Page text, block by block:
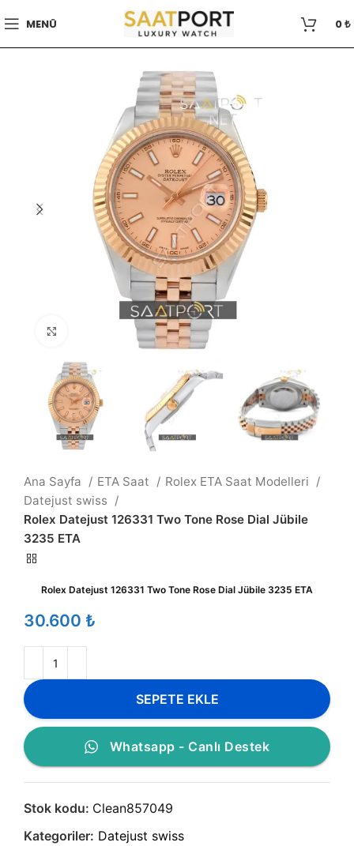
MENÜ 0₺
Büyütmek için tıklayın
Ana Sayfa ETA Saat
Rolex ETA Saat Modelleri
Datejust swiss
Rolex Datejust 126331 Two Tone Rose Dial Jübile
3235 ETA
Rolex Datejust 126331 Two Tone Rose Dial Jübile 3235 ETA
₺
SEPETE EKLE
Whatsapp - Canlı Destek
Stok kodu: Clean857049
Kategoriler: Datejust swiss